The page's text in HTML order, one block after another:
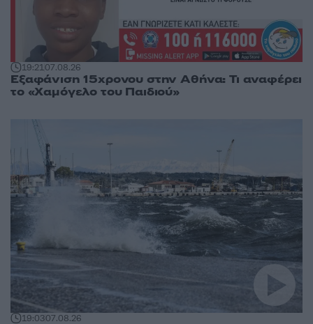
19:2107.08.26
Εξαφάνιση 15χρονου στην Αθήνα: Τι αναφέρει
το «Χαμόγελο του Παιδιού»
19:0307.08.26